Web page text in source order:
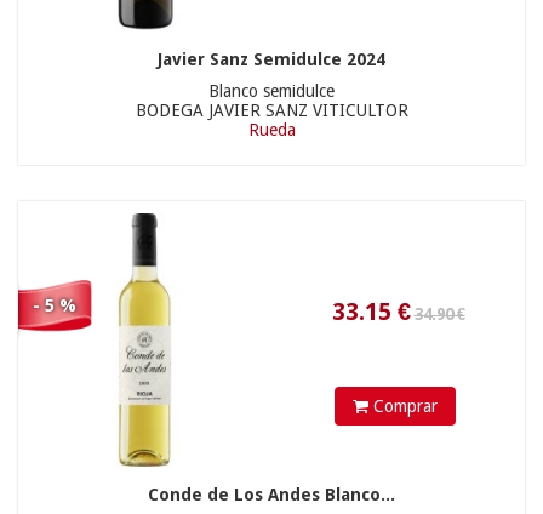
Javier Sanz Semidulce 2024
Blanco semidulce
BODEGA JAVIER SANZ VITICULTOR
Rueda
- 5 %
Comprar
Conde de Los Andes Blanco...